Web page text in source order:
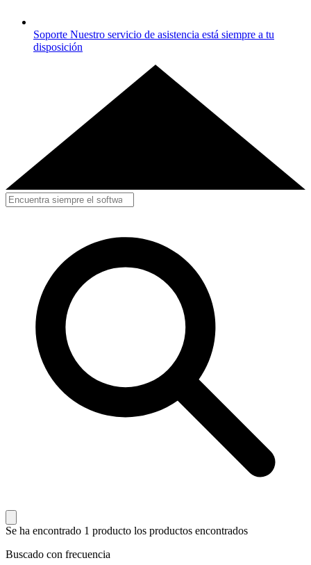
Soporte Nuestro servicio de asistencia está siempre a tu
disposición
Se ha encontrado 1 producto los productos encontrados
Buscado con frecuencia